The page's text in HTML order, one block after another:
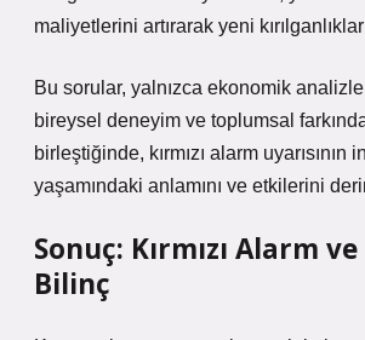
maliyetlerini artırarak yeni
Bu sorular, yalnızca ekonomik analizle
bireysel deneyim ve toplumsal
birleştiğinde, kırmızı alarm uyarısının
yaşamındaki anlamını ve etkilerini
Sonuç: Kırmızı Alarm
Bilinç